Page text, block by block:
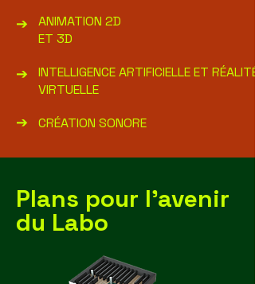
➔
ANIMATION 2D
ET 3D
➔
INTELLIGENCE ARTIFICIELLE ET RÉALITÉ
VIRTUELLE
➔
CRÉATION SONORE
Plans pour l’avenir
du Labo